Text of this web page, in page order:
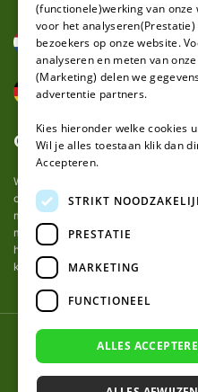
Over ons
Wij van robotmaaier-mesjes.nl
onderhoud van robot grasmaaier
maken. Uit ervaring merkten we
messen voor een automatische
het u makkelijk te maken om de
kopen.
© 2026
(functionele)werking van onze
voor het analyseren(Prestatie)
bezoekers op onze website.
analyseren en meten van
(Marketing) delen we
advertentie partners.
Kies hieronder welke cookies
Wil je alles toestaan klik dan
Accepteren.
STRIKT
PRESTATIE
MARKETING
FUNCTIONEEL
ALLES